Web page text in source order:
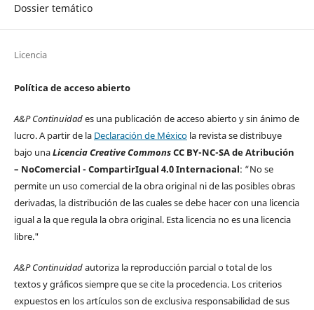
Dossier temático
Licencia
Política de acceso abierto
A&P Continuidades una publicación de acceso abierto y sin ánimo de
lucro. A partir de la Declaración de Méxicola revista se distribuye
bajo unaLicencia Creative CommonsCC BY-NC-SA de Atribución
– NoComercial - CompartirIgual 4.0 Internacional: “No se
permite un uso comercial de la obra original ni de las posibles obras
derivadas, la distribución de las cuales se debe hacer con una licencia
igual a la que regula la obra original. Esta licencia no es una licencia
libre."
A&P Continuidadautoriza la reproducción parcial o total de los
textos y gráficos siempre que se cite la procedencia. Los criterios
expuestos en los artículos son de exclusiva responsabilidad de sus